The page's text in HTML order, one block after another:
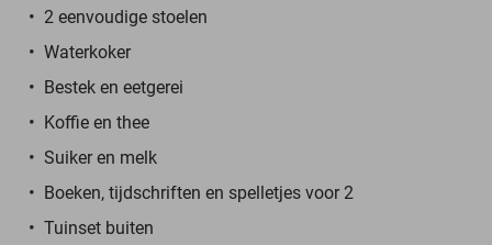
2 eenvoudige stoelen
Waterkoker
Bestek en eetgerei
Koffie en thee
Suiker en melk
Boeken, tijdschriften en spelletjes voor 2
Tuinset buiten